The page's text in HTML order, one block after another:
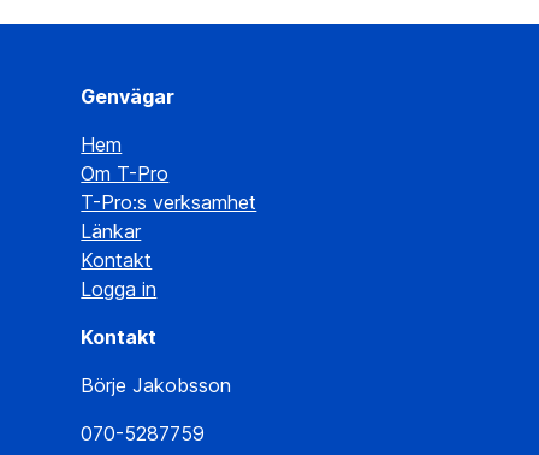
Genvägar
Hem
Om T-Pro
T-Pro:s verksamhet
Länkar
Kontakt
Logga in
Kontakt
Börje Jakobsson
070-5287759